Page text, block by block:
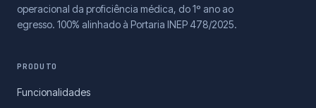
operacional da proficiência médica, do 1º ano ao
egresso. 100% alinhado à Portaria INEP 478/2025.
PRODUTO
Funcionalidades